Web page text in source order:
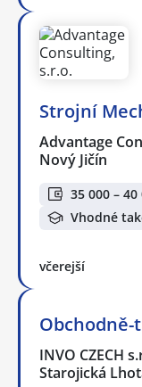
Strojní
Advantage
Nový Jičín
35 000 – 40
Vhodné
včerejší
INVO CZECH
Starojická